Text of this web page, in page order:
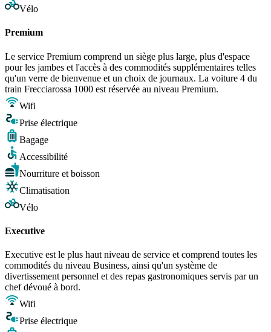
Vélo
Premium
Le service Premium comprend un siège plus large, plus d'espace
pour les jambes et l'accès à des commodités supplémentaires telles
qu'un verre de bienvenue et un choix de journaux. La voiture 4 du
train Frecciarossa 1000 est réservée au niveau Premium.
Wifi
Prise électrique
Bagage
Accessibilité
Nourriture et boisson
Climatisation
Vélo
Executive
Executive est le plus haut niveau de service et comprend toutes les
commodités du niveau Business, ainsi qu'un système de
divertissement personnel et des repas gastronomiques servis par un
chef dévoué à bord.
Wifi
Prise électrique